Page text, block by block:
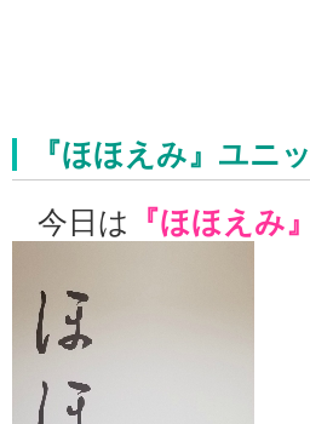
『ほほえみ』ユニ
今日は 『ほほえみ』